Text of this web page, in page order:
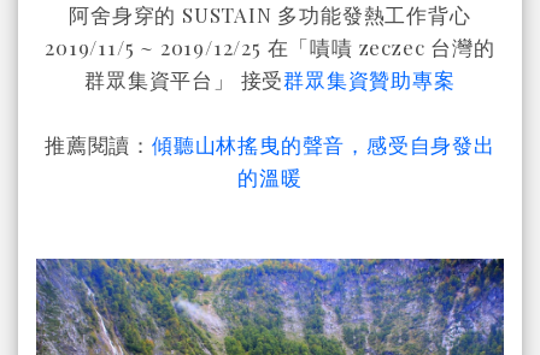
阿舍身穿的 SUSTAIN 多功能發熱工作背心
2019/11/5 ~ 2019/12/25 在「嘖嘖 zeczec 台灣的
群眾集資平台」 接受群眾集資贊助專案
推薦閱讀：傾聽山林搖曳的聲音，感受自身發出
的溫暖